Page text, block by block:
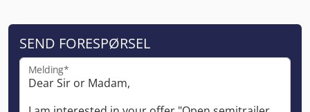
SEND FORESPØRSEL
Melding*